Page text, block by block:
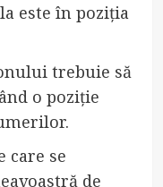
este în poziția
trebuie să
o poziție
care se
de